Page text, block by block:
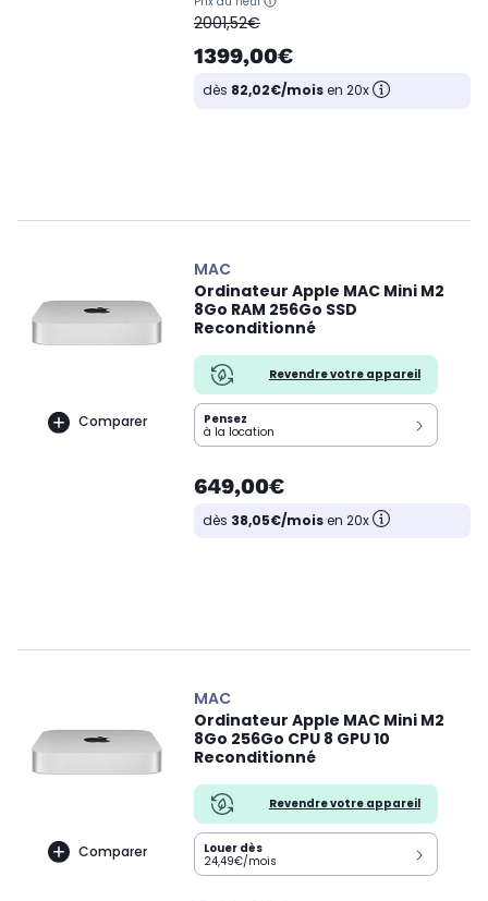
oldPrice
2001,52€
1399,00€
dès 82,02€/moisen 20x
Comparer
MAC
Ordinateur Apple MAC Mini M2
8Go RAM 256Go SSD
Reconditionné
Revendre votre appareil
Pensez
à la location
649,00€
dès 38,05€/moisen 20x
Comparer
MAC
Ordinateur Apple MAC Mini M2
8Go 256Go CPU 8 GPU 10
Reconditionné
Revendre votre appareil
Louer dès
24,49€/mois